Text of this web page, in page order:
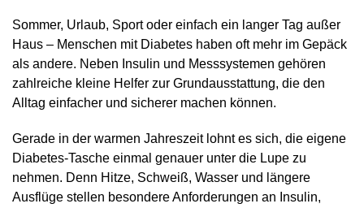
Sommer, Urlaub, Sport oder einfach ein langer Tag außer
Haus – Menschen mit Diabetes haben oft mehr im Gepäck
als andere. Neben Insulin und Messsystemen gehören
zahlreiche kleine Helfer zur Grundausstattung, die den
Alltag einfacher und sicherer machen können.
Gerade in der warmen Jahreszeit lohnt es sich, die eigene
Diabetes-Tasche einmal genauer unter die Lupe zu
nehmen. Denn Hitze, Schweiß, Wasser und längere
Ausflüge stellen besondere Anforderungen an Insulin,